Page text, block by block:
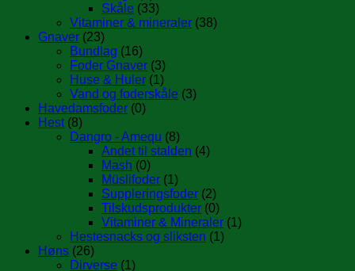
Skåle (33)
Vitaminer & mineraler (38)
Gnaver (23)
Bundlag (16)
Foder Gnaver (3)
Huse & Huler (1)
Vand og foderskåle (3)
Havedamsfoder (0)
Hest (8)
Dangro - Amequ (8)
Andet til stalden (4)
Mash (0)
Müslifoder (1)
Suppleringsfoder (2)
Tilskudsprodukter (0)
Vitaminer & Mineraler (1)
Hestesnacks og sliksten (1)
Høns (26)
Dirverse (1)